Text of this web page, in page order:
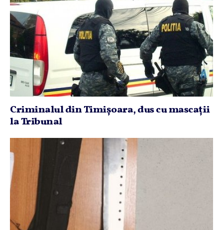
Criminalul din Timişoara, dus cu mascaţii
la Tribunal